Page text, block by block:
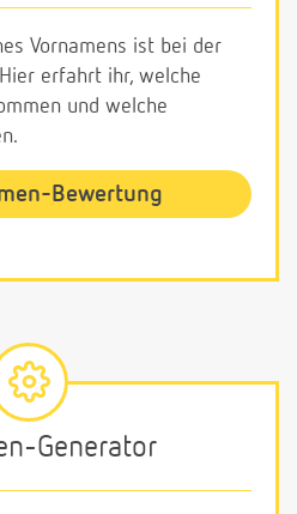
Vornamens ist bei der
erfahrt ihr, welche
und welche
Bewertung
Generator